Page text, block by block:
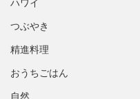
ハワイ
つぶやき
精進料理
おうちごはん
自然